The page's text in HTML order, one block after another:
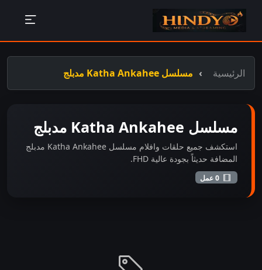
الرئيسية مسلسل Katha Ankahee مدبلج
مسلسل Katha Ankahee مدبلج
استكشف جميع حلقات وافلام مسلسل Katha Ankahee مدبلج
المضافة حديثاً بجودة عالية FHD.